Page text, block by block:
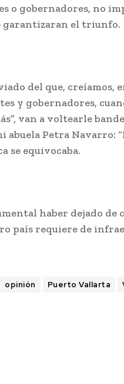
o gobernadores, no
garantizaran el triunfo.
del que, creíamos,
y gobernadores,
van a voltearle
abuela Petra Navarro:
se equivocaba.
haber dejado de
país requiere de
opinión Puerto Vallarta